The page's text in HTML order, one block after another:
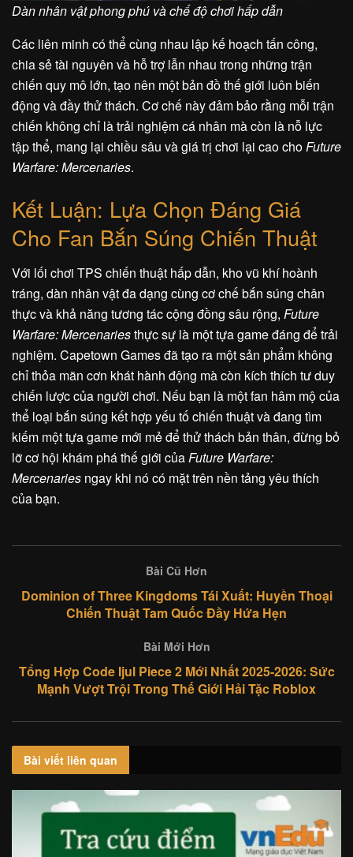
Dàn nhân vật phong phú và chế độ chơi hấp dẫn
Các liên minh có thể cùng nhau lập kế hoạch tấn công,
chia sẻ tài nguyên và hỗ trợ lẫn nhau trong những trận
chiến quy mô lớn, tạo nên một bản đồ thế giới luôn biến
động và đầy thử thách. Cơ chế này đảm bảo rằng mỗi trận
chiến không chỉ là trải nghiệm cá nhân mà còn là nỗ lực
tập thể, mang lại chiều sâu và giá trị chơi lại cao choFuture
Warfare: Mercenaries.
Kết Luận: Lựa Chọn Đáng Giá
Cho Fan Bắn Súng Chiến Thuật
Với lối chơi TPS chiến thuật hấp dẫn, kho vũ khí hoành
tráng, dàn nhân vật đa dạng cùng cơ chế bắn súng chân
thực và khả năng tương tác cộng đồng sâu rộng, Future
Warfare: Mercenariesthực sự là một tựa game đáng để trải
nghiệm. Capetown Games đã tạo ra một sản phẩm không
chỉ thỏa mãn cơn khát hành động mà còn kích thích tư duy
chiến lược của người chơi. Nếu bạn là một fan hâm mộ của
thể loại bắn súng kết hợp yếu tố chiến thuật và đang tìm
kiếm một tựa game mới mẻ để thử thách bản thân, đừng bỏ
lỡ cơ hội khám phá thế giới củaFuture Warfare:
Mercenaries ngay khi nó có mặt trên nền tảng yêu thích
của bạn.
Bài Cũ Hơn
Dominion of Three Kingdoms Tái Xuất: Huyền Thoại
Chiến Thuật Tam Quốc Đầy Hứa Hẹn
Bài Mới Hơn
Tổng Hợp Code Ijul Piece 2 Mới Nhất 2025-2026: Sức
Mạnh Vượt Trội Trong Thế Giới Hải Tặc Roblox
Bài viết liên quan